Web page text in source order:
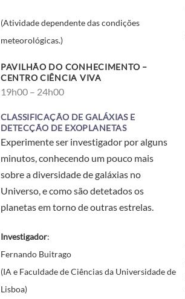
(Atividade dependente das condições
meteorológicas.)
PAVILHÃO DO CONHECIMENTO –
CENTRO CIÊNCIA VIVA
19h00 – 24h00
CLASSIFICAÇÃO DE GALÁXIAS E
DETECÇÃO DE EXOPLANETAS
Experimente ser investigador por alguns
minutos, conhecendo um pouco mais
sobre a diversidade de galáxias no
Universo, e como são detetados os
planetas em torno de outras estrelas.
Investigador:
Fernando Buitrago
(IA e Faculdade de Ciências da Universidade de
Lisboa)